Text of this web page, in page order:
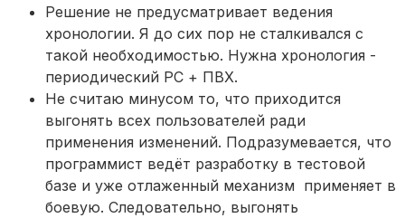
Решение не предусматривает ведения
хронологии. Я до сих пор не сталкивался с
такой необходимостью. Нужна хронология -
периодический РС + ПВХ.
Не считаю минусом то, что приходится
выгонять всех пользователей ради
применения изменений. Подразумевается, что
программист ведёт разработку в тестовой
базе и уже отлаженный механизм применяет в
боевую. Следовательно, выгонять